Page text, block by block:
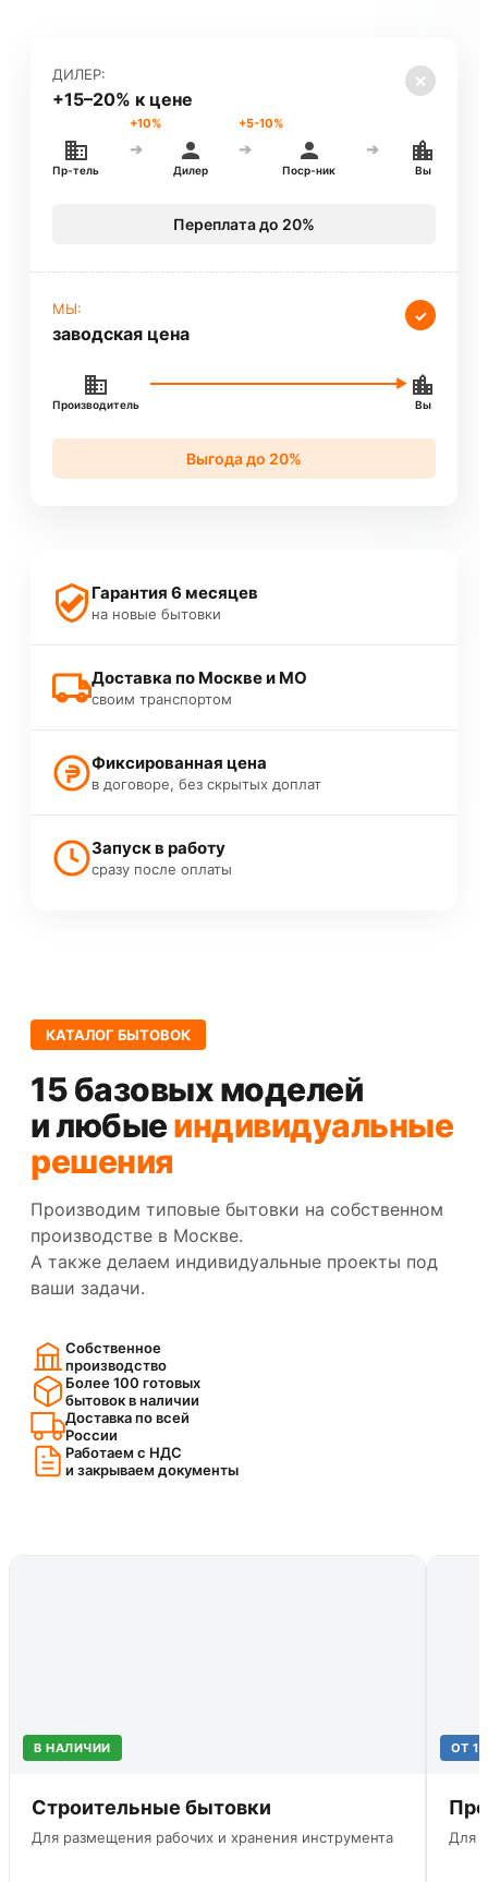
ДИЛЕР:
+15–20% к цене
✕
Пр-тель
➔
+10%
Дилер
➔
+5-10%
Поср-ник
➔
Вы
Переплата до 20%
МЫ:
заводская цена
✓
Производитель Вы
Выгода до 20%
Гарантия 6 месяцев
на новые бытовки
Доставка по Москве и МО
своим транспортом
Фиксированная цена
в договоре, без скрытых доплат
Запуск в работу
сразу после оплаты
КАТАЛОГ БЫТОВОК
15 базовых моделей
и любыеиндивидуальные
решения
Производим типовые бытовки на собственном
производстве в Москве.
А также делаем индивидуальные проекты под
ваши задачи.
Собственное
производство
Более 100 готовых
бытовок в наличии
Доставка по всей
России
Работаем с НДС
и закрываем документы
В НАЛИЧИИ
Строительные бытовки
Для размещения рабочих и хранения инструмента
ОТ 1
Для